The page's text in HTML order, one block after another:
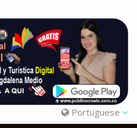
Portuguese